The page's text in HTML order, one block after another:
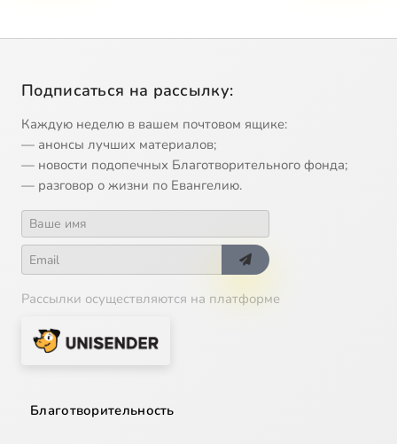
Подписаться на рассылку:
Каждую неделю в вашем почтовом ящике:
— анонсы лучших материалов;
— новости подопечных Благотворительного фонда;
— разговор о жизни по Евангелию.
Рассылки осуществляются на платформе
Благотворительность